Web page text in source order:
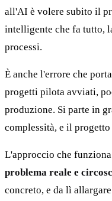
all'AI è volere subito il
intelligente che fa tutto,
processi.
È anche l'errore che
progetti pilota avviati,
produzione. Si parte in
complessità, e il progetto
L'approccio che
problema reale e
concreto, e da lì